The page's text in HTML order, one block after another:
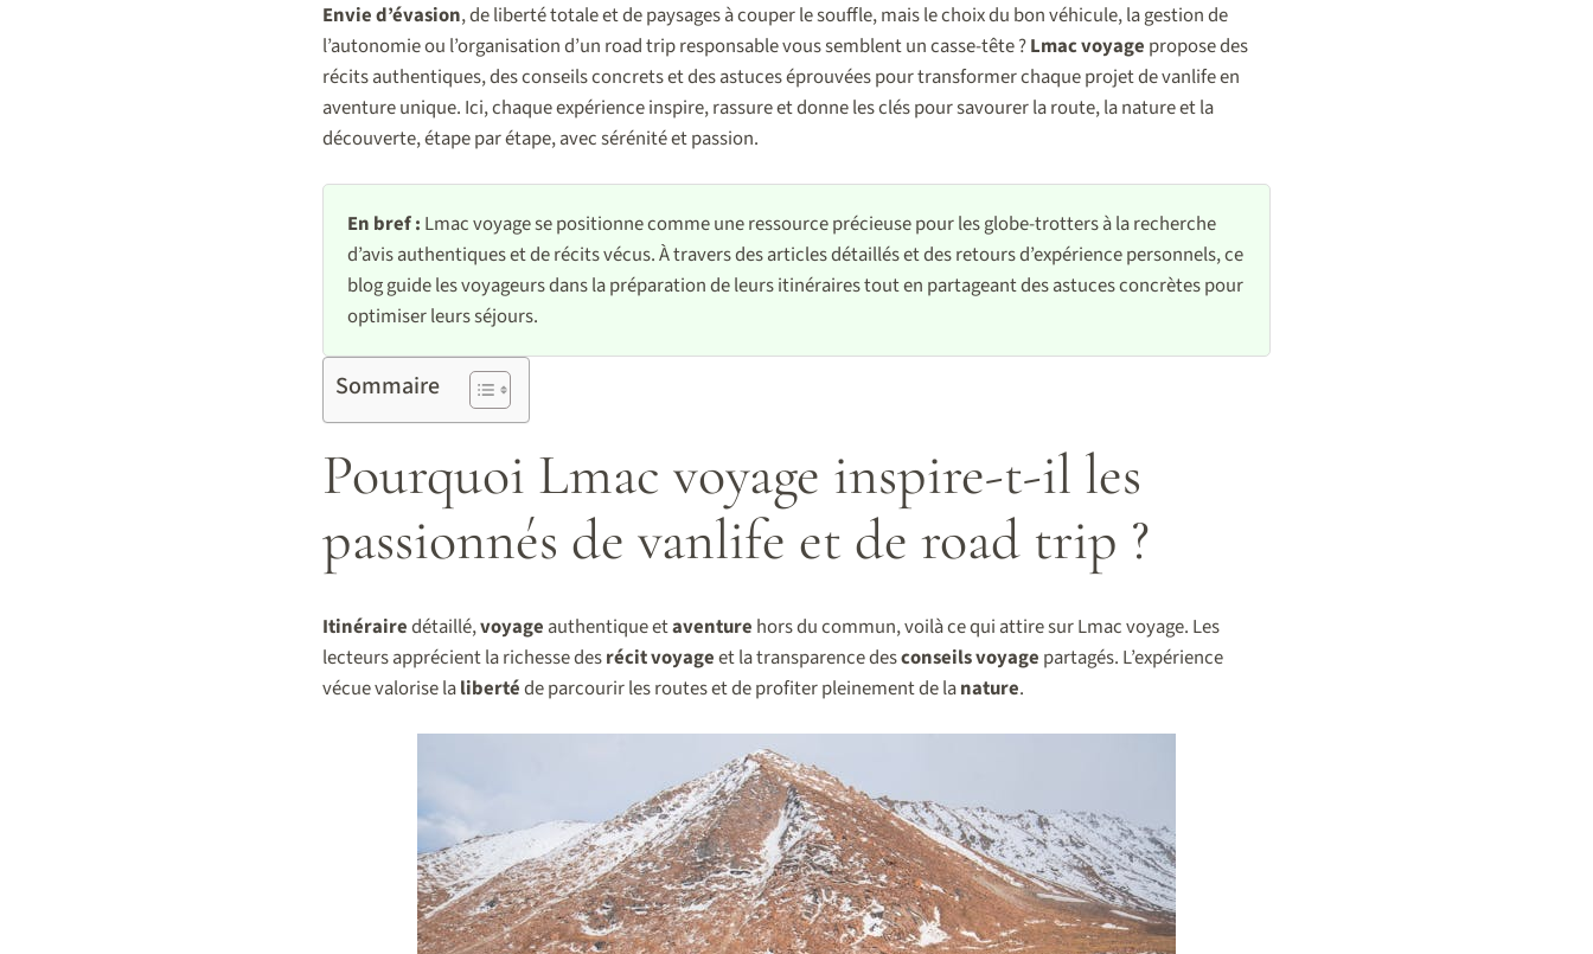
Envie d’évasion, de liberté totale et de paysages à couper le souffle, mais le choix du bon véhicule, la gestion de
l’autonomie ou l’organisation d’un road trip responsable vous semblent un casse-tête ?Lmac voyage propose des
récits authentiques, des conseils concrets et des astuces éprouvées pour transformer chaque projet de vanlife en
aventure unique. Ici, chaque expérience inspire, rassure et donne les clés pour savourer la route, la nature et la
découverte, étape par étape, avec sérénité et passion.
En bref : Lmac voyage se positionne comme une ressource précieuse pour les globe-trotters à la recherche
d’avis authentiques et de récits vécus. À travers des articles détaillés et des retours d’expérience personnels, ce
blog guide les voyageurs dans la préparation de leurs itinéraires tout en partageant des astuces concrètes pour
optimiser leurs séjours.
Sommaire
Pourquoi Lmac voyage inspire-t-il les
passionnés de vanlife et de road trip ?
Itinérairedétaillé,voyage authentique etaventure hors du commun, voilà ce qui attire sur Lmac voyage. Les
lecteurs apprécient la richesse desrécit voyageet la transparence desconseils voyage partagés. L’expérience
vécue valorise lalibertéde parcourir les routes et de profiter pleinement de lanature.